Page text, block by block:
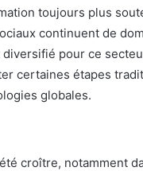
toujours plus
continuent de
pour ce
certaines étapes
globales.
croître, notamment